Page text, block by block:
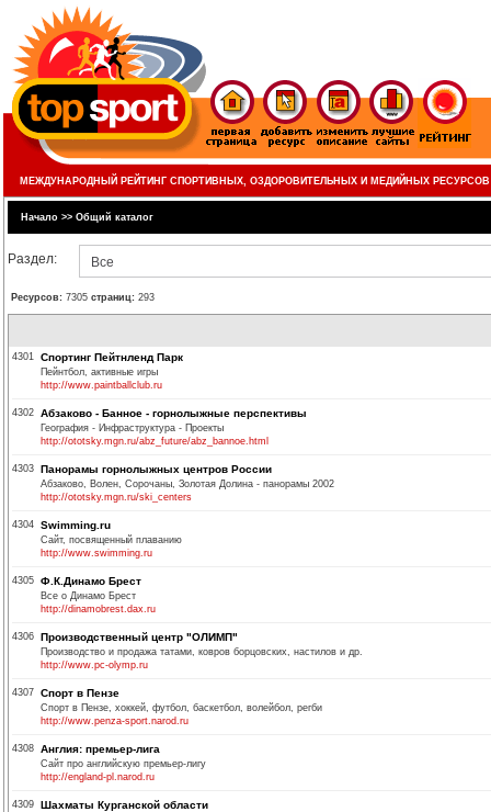
МЕЖДУНАРОДНЫЙ РЕЙТИНГ СПОРТИВНЫХ, ОЗДОРОВИТЕЛЬНЫХ И МЕДИЙНЫХ РЕСУРСОВ
Начало >> Общий каталог
Раздел: Все
Ресурсов: 7305 страниц: 293
4301 Спортинг Пейтнленд Парк
Пейнтбол, активные игры
http://www.paintballclub.ru
4302 Абзаково - Банное - горнолыжные перспективы
География - Инфраструктура - Проекты
http://ototsky.mgn.ru/abz_future/abz_bannoe.html
4303 Панорамы горнолыжных центров России
Абзаково, Волен, Сорочаны, Золотая Долина - панорамы 2002
http://ototsky.mgn.ru/ski_centers
4304 Swimming.ru
Сайт, посвященный плаванию
http://www.swimming.ru
4305 Ф.К.Динамо Брест
Все о Динамо Брест
http://dinamobrest.dax.ru
4306 Производственный центр "ОЛИМП"
Производство и продажа татами, ковров борцовских, настилов и др.
http://www.pc-olymp.ru
4307 Спорт в Пензе
Спорт в Пензе, хоккей, футбол, баскетбол, волейбол, регби
http://www.penza-sport.narod.ru
4308 Англия: премьер-лига
Сайт про английскую премьер-лигу
http://england-pl.narod.ru
4309 Шахматы Курганской области